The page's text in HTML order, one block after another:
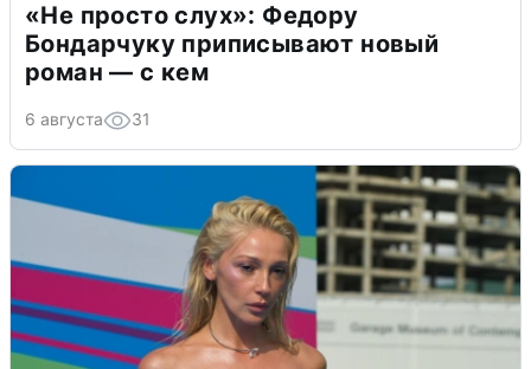
«Не просто слух»: Федору
Бондарчуку приписывают новый
роман — с кем
6 августа 31